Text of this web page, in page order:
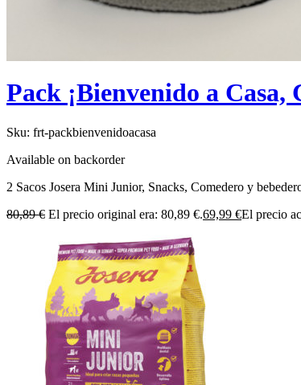
Pack ¡Bienvenido a Casa,
Sku: frt-packbienvenidoacasa
Available on backorder
2 Sacos Josera Mini Junior, Snacks, Comedero y
80,89€ El precio original era: 80,89 €.69,99 €El precio